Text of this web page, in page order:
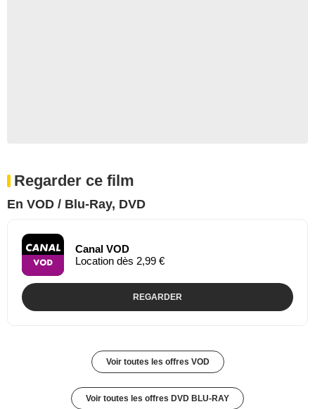
Regarder ce film
En VOD / Blu-Ray, DVD
Canal VOD
Location dès 2,99 €
REGARDER
Voir toutes les offres VOD
Voir toutes les offres DVD BLU-RAY